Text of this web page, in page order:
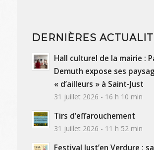
DERNIÈRES
Hall culturel de la mairie :
Demuth expose ses
« d’ailleurs » à Saint-Just
31 juillet 2026 - 16 h 10 min
Tirs d’effarouchement
31 juillet 2026 - 11 h 52 min
Festival Just’en Verdure :